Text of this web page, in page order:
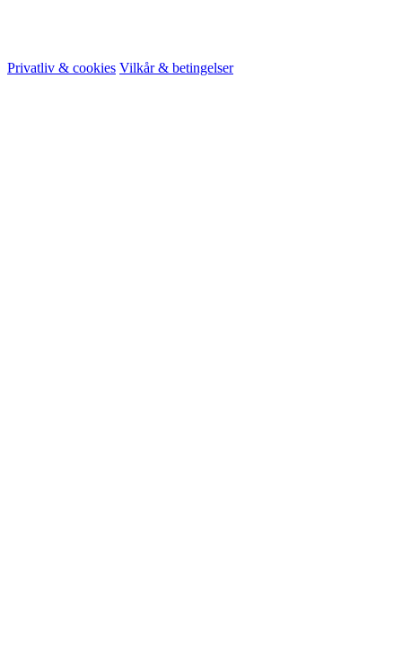
Privatliv & cookies Vilkår & betingelser